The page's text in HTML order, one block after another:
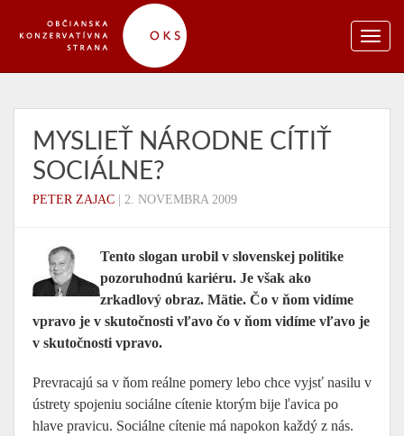
MYSLIEŤ NÁRODNE CÍTIŤ
SOCIÁLNE?
PETER ZAJAC 2. NOVEMBRA 2009
Tento slogan urobil v slovenskej politike
pozoruhodnú kariéru. Je však ako
zrkadlový obraz. Mätie. Čo v ňom vidíme
vpravo je v skutočnosti vľavo čo v ňom vidíme vľavo je
v skutočnosti vpravo.
Prevracajú sa v ňom reálne pomery lebo chce vyjsť nasilu v
ústrety spojeniu sociálne cítenie ktorým bije ľavica po
hlave pravicu. Sociálne cítenie má napokon každý z nás.